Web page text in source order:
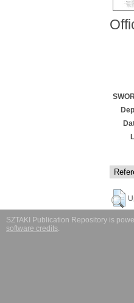
SZTAKI Publication Repository is
software credits.